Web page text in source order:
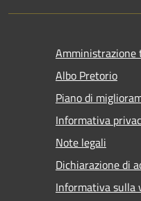
Amministrazione
Albo Pretorio
Piano di
Informativa
Note legali
Dichiarazione di
Informativa sulla